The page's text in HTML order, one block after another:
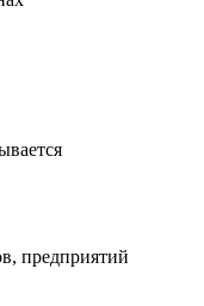
предприятий